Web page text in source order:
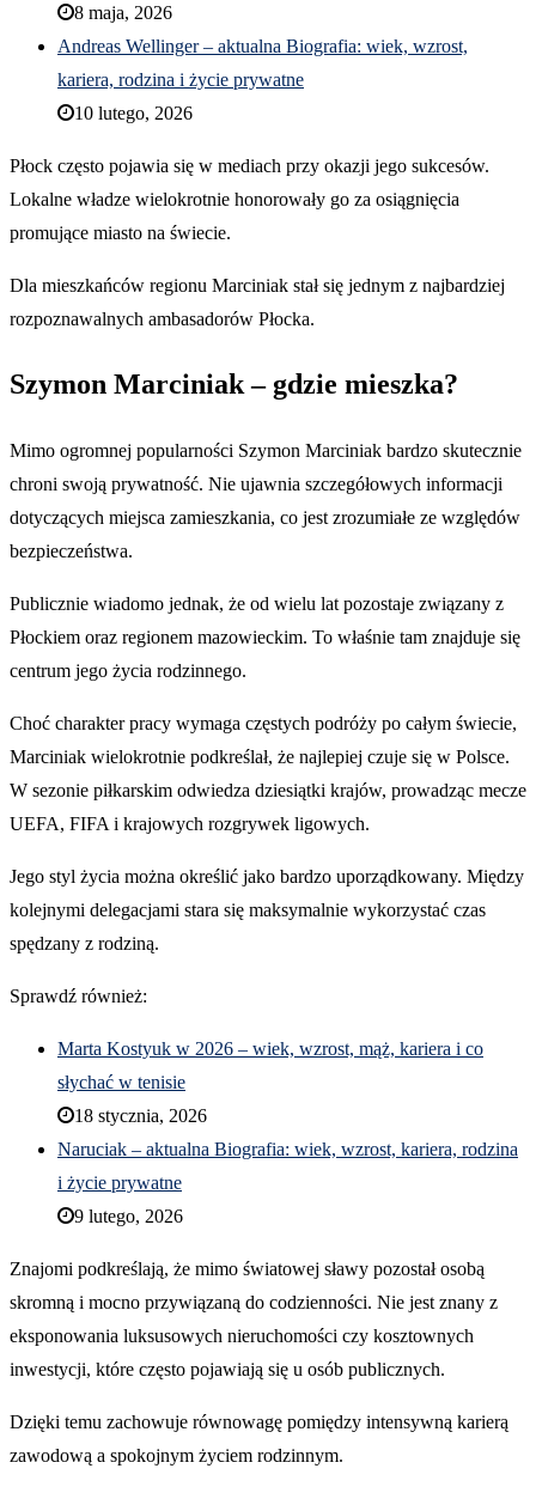
8 maja, 2026
Andreas Wellinger – aktualna Biografia: wiek, wzrost,
kariera, rodzina i życie prywatne
10 lutego, 2026
Płock często pojawia się w mediach przy okazji jego sukcesów.
Lokalne władze wielokrotnie honorowały go za osiągnięcia
promujące miasto na świecie.
Dla mieszkańców regionu Marciniak stał się jednym z najbardziej
rozpoznawalnych ambasadorów Płocka.
Szymon Marciniak – gdzie mieszka?
Mimo ogromnej popularności Szymon Marciniak bardzo skutecznie
chroni swoją prywatność. Nie ujawnia szczegółowych informacji
dotyczących miejsca zamieszkania, co jest zrozumiałe ze względów
bezpieczeństwa.
Publicznie wiadomo jednak, że od wielu lat pozostaje związany z
Płockiem oraz regionem mazowieckim. To właśnie tam znajduje się
centrum jego życia rodzinnego.
Choć charakter pracy wymaga częstych podróży po całym świecie,
Marciniak wielokrotnie podkreślał, że najlepiej czuje się w Polsce.
W sezonie piłkarskim odwiedza dziesiątki krajów, prowadząc mecze
UEFA, FIFA i krajowych rozgrywek ligowych.
Jego styl życia można określić jako bardzo uporządkowany. Między
kolejnymi delegacjami stara się maksymalnie wykorzystać czas
spędzany z rodziną.
Sprawdź również:
Marta Kostyuk w 2026 – wiek, wzrost, mąż, kariera i co
słychać w tenisie
18 stycznia, 2026
Naruciak – aktualna Biografia: wiek, wzrost, kariera, rodzina
i życie prywatne
9 lutego, 2026
Znajomi podkreślają, że mimo światowej sławy pozostał osobą
skromną i mocno przywiązaną do codzienności. Nie jest znany z
eksponowania luksusowych nieruchomości czy kosztownych
inwestycji, które często pojawiają się u osób publicznych.
Dzięki temu zachowuje równowagę pomiędzy intensywną karierą
zawodową a spokojnym życiem rodzinnym.